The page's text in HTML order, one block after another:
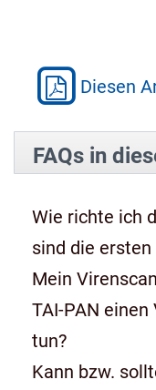
Diesen
FAQs in
Wie richte ich
sind die
Mein
TAI-PAN
tun?
Kann bzw.